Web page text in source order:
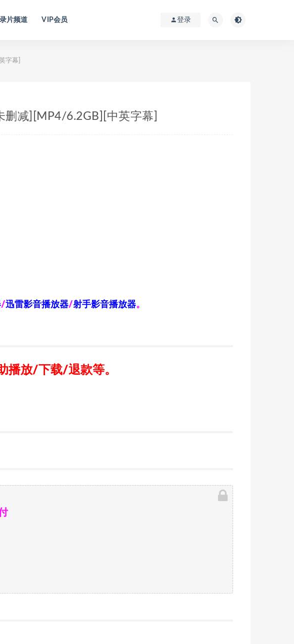
片频道 VIP会员 登录
字幕]
删减][MP4/6.2GB][中英字幕]
/迅雷影音播放器/射手影音播放器。
播放/下载/退款等。